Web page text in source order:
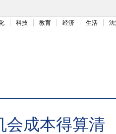
科技 教育 经济 生活
会成本得算清